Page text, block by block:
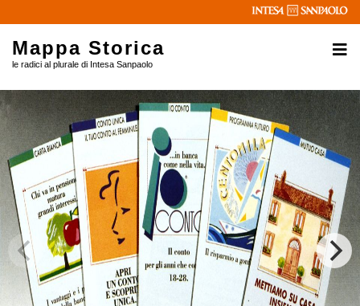
Mappa Storica
le radici al plurale di Intesa Sanpaolo